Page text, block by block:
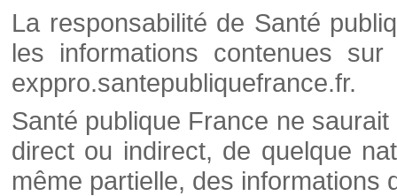
La responsabilité de Santé
les informations contenues
exppro.santepubliquefrance.fr.
Santé publique France ne
direct ou indirect, de quelque
même partielle, des informations